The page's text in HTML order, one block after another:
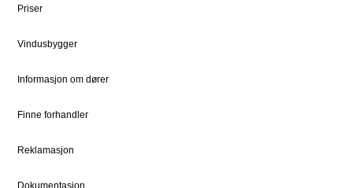
Kontakt
Vedlikehold
FOR PROFF
Natre Express
Reklamasjon
Priser
Vindusbygger
Informasjon om dører
Finne forhandler
Reklamasjon
Dokumentasjon